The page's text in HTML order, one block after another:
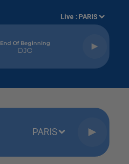
Live : PARIS
End Of Beginning
DJO
PARIS